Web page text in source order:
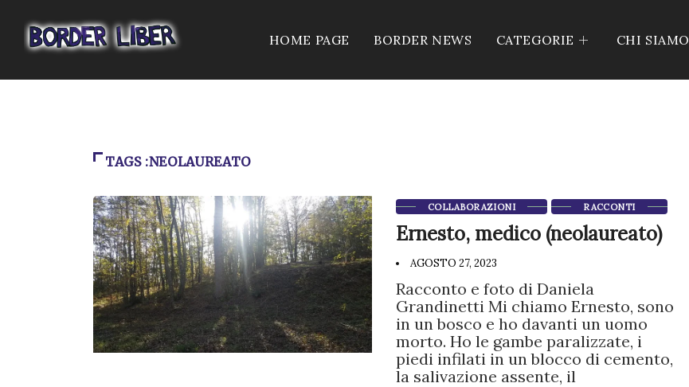
HOME PAGE BORDER NEWS CATEGORIE CHI SIAMO
TAGS :NEOLAUREATO
COLLABORAZIONI RACCONTI
Ernesto, medico (neolaureato)
AGOSTO 27, 2023
Racconto e foto di Daniela
Grandinetti Mi chiamo Ernesto, sono
in un bosco e ho davanti un uomo
morto. Ho le gambe paralizzate, i
piedi infilati in un blocco di cemento,
la salivazione assente, il